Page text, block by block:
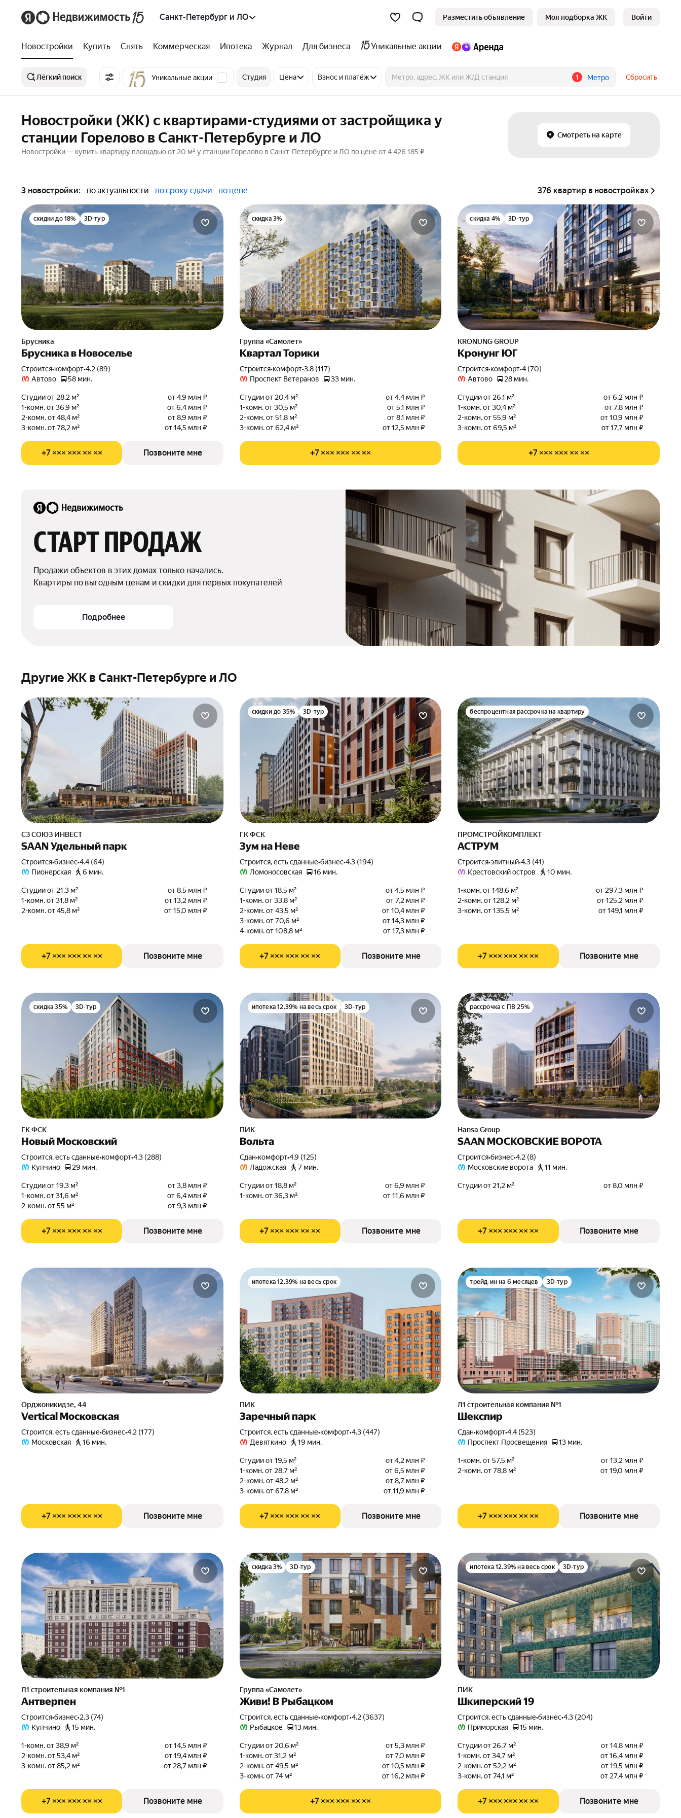
Санкт-Петербург и ЛО Разместить объявление Моя подборка ЖК Войти
Новостройки Купить Снять Коммерческая Ипотека Журнал Для бизнеса Уникальные акции
Лёгкий поиск Уникальные акции Студия Цена Взнос и платёж 1 Метро Сбросить
Новостройки (ЖК) с квартирами-студиями от застройщика у
станции Горелово в Санкт-Петербурге и ЛО
Новостройки — купить квартиру площадью от 20 м² у станции Горелово в Санкт-Петербурге и ЛО по цене от 4 426 185 ₽
Смотреть на карте
3 новостройки: по актуальности по сроку сдачи по цене 376 квартир в новостройках
скидки до 18% 3D-тур
Брусника
Брусника в Новоселье
Строится•комфорт•4.2 (89)
Автово
58 мин.
Студии от 28,2 м²
от 4,9 млн ₽
1-комн. от 36,9 м²
от 6,4 млн ₽
2-комн. от 48,4 м²
от 8,9 млн ₽
3-комн. от 78,2 м²
от 14,5 млн ₽
+7 ××× ××× ×× ×× Позвоните мне
скидка 3%
Группа «Самолет»
Квартал Торики
Строится•комфорт•3.8 (117)
Проспект Ветеранов
33 мин.
Студии от 20,4 м²
от 4,4 млн ₽
1-комн. от 30,5 м²
от 5,1 млн ₽
2-комн. от 51,8 м²
от 8,1 млн ₽
3-комн. от 62,4 м²
от 12,5 млн ₽
+7 ××× ××× ×× ××
скидка 4% 3D-тур
KRONUNG GROUP
Кронунг ЮГ
Строится•комфорт•4 (70)
Автово
28 мин.
Студии от 26,1 м²
от 6,2 млн ₽
1-комн. от 30,4 м²
от 7,8 млн ₽
2-комн. от 55,9 м²
от 10,9 млн ₽
3-комн. от 69,5 м²
от 17,7 млн ₽
+7 ××× ××× ×× ××
СТАРТ ПРОДАЖ
Продажи объектов в этих домах только начались.
Квартиры по выгодным ценам и скидки для первых покупателей
Подробнее
Другие ЖК в Санкт-Петербурге и ЛО
СЗ СОЮЗ ИНВЕСТ
SAAN Удельный парк
Строится•бизнес•4.4 (64)
Пионерская
6 мин.
Студии от 21,3 м²
от 8,5 млн ₽
1-комн. от 31,8 м²
от 13,2 млн ₽
2-комн. от 45,8 м²
от 15,0 млн ₽
+7 ××× ××× ×× ×× Позвоните мне
скидки до 35% 3D-тур
ГК ФСК
Зум на Неве
Строится, есть сданные•бизнес•4.3 (194)
Ломоносовская
16 мин.
Студии от 18,5 м²
от 4,5 млн ₽
1-комн. от 33,8 м²
от 7,2 млн ₽
2-комн. от 43,5 м²
от 10,4 млн ₽
3-комн. от 70,6 м²
от 14,3 млн ₽
4-комн. от 108,8 м²
от 17,3 млн ₽
+7 ××× ××× ×× ×× Позвоните мне
беспроцентная рассрочка на квартиру
ПРОМСТРОЙКОМПЛЕКТ
АСТРУМ
Строится•элитный•4.3 (41)
Крестовский остров
10 мин.
1-комн. от 148,6 м²
от 297,3 млн ₽
2-комн. от 128,2 м²
от 125,2 млн ₽
3-комн. от 135,5 м²
от 149,1 млн ₽
+7 ××× ××× ×× ×× Позвоните мне
скидка 35% 3D-тур
ГК ФСК
Новый Московский
Строится, есть сданные•комфорт•4.3 (288)
Купчино
29 мин.
Студии от 19,3 м²
от 3,8 млн ₽
1-комн. от 31,6 м²
от 6,4 млн ₽
2-комн. от 55 м²
от 9,3 млн ₽
+7 ××× ××× ×× ×× Позвоните мне
ипотека 12.39% на весь срок 3D-тур
ПИК
Вольта
Сдан•комфорт•4.9 (125)
Ладожская
7 мин.
Студии от 18,8 м²
от 6,9 млн ₽
1-комн. от 36,3 м²
от 11,6 млн ₽
+7 ××× ××× ×× ×× Позвоните мне
рассрочка с ПВ 25%
Hansa Group
SAAN МОСКОВСКИЕ ВОРОТА
Строится•бизнес•4.2 (8)
Московские ворота
11 мин.
Студии от 21,2 м² от 8,0 млн ₽
+7 ××× ××× ×× ×× Позвоните мне
Орджоникидзе, 44
Vertical Московская
Строится, есть сданные•бизнес•4.2 (177)
Московская
16 мин.
+7 ××× ××× ×× ×× Позвоните мне
ипотека 12.39% на весь срок
ПИК
Заречный парк
Строится, есть сданные•комфорт•4.3 (447)
Девяткино
19 мин.
Студии от 19,5 м²
от 4,2 млн ₽
1-комн. от 28,7 м²
от 6,5 млн ₽
2-комн. от 48,2 м²
от 8,7 млн ₽
3-комн. от 67,8 м²
от 11,9 млн ₽
+7 ××× ××× ×× ×× Позвоните мне
трейд-ин на 6 месяцев 3D-тур
Л1 cтроительная компания №1
Шекспир
Сдан•комфорт•4.4 (523)
Проспект Просвещения
13 мин.
1-комн. от 57,5 м²
от 13,2 млн ₽
2-комн. от 78,8 м²
от 19,0 млн ₽
+7 ××× ××× ×× ×× Позвоните мне
Л1 cтроительная компания №1
Антверпен
Строится•бизнес•2.3 (74)
Купчино
15 мин.
1-комн. от 38,9 м²
от 14,5 млн ₽
2-комн. от 53,4 м²
от 19,4 млн ₽
3-комн. от 85,2 м²
от 28,7 млн ₽
+7 ××× ××× ×× ×× Позвоните мне
скидка 3% 3D-тур
Группа «Самолет»
Живи! В Рыбацком
Строится, есть сданные•комфорт•4.2 (3637)
Рыбацкое
13 мин.
Студии от 20,6 м²
от 5,3 млн ₽
1-комн. от 31,2 м²
от 7,0 млн ₽
2-комн. от 49,5 м²
от 10,5 млн ₽
3-комн. от 74 м²
от 16,2 млн ₽
+7 ××× ××× ×× ××
ипотека 12.39% на весь срок 3D-тур
ПИК
Шкиперский 19
Строится, есть сданные•бизнес•4.3 (204)
Приморская
15 мин.
Студии от 26,7 м²
от 14,8 млн ₽
1-комн. от 34,7 м²
от 16,4 млн ₽
2-комн. от 52,2 м²
от 19,5 млн ₽
3-комн. от 74,1 м²
от 27,4 млн ₽
+7 ××× ××× ×× ×× Позвоните мне